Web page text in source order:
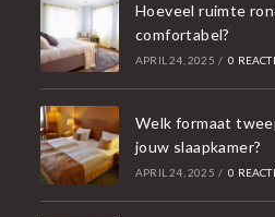
Hoeveel ruimte
comfortabel?
APRIL 24, 2025 / 0
Welk formaat
jouw slaapkamer?
APRIL 24, 2025 / 0